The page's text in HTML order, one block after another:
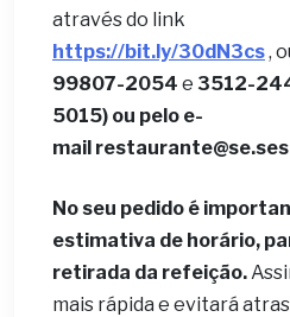
através do link
https://bit.ly/30dN3cs,
99807-2054 e 3512-
5015) ou pelo e-
mail
No seu pedido é
estimativa de horário,
retirada da refeição.
mais rápida e evitará